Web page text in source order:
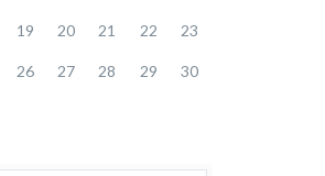
19 20 21 22 23
26 27 28 29 30